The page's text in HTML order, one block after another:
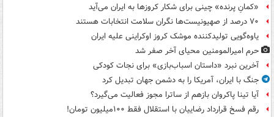
«کمانِ پرنده» چینی برای شکار کروزها به ایران می‌آید
۷۰ درصد از صهیونیست‌ها نگران سلامت انتخابات هستند
یاوه‌گویی تولیدکننده موشک کروز اوکراینی علیه ایران
حرم امیرالمومنین محیای آخر صفر شد
آخرین نبرد «داستان اسباب‌بازی» برای نجات کودکی
جنگ با ایران، آمریکا را به دشمن جهان تبدیل کرد
آیا تینا پاکروان بازهم از ساترا مجوز فعالیت می‌گیرد؟
رقم فسخ قرارداد رضاییان با استقلال فقط ۱۰۰میلیون تومان!